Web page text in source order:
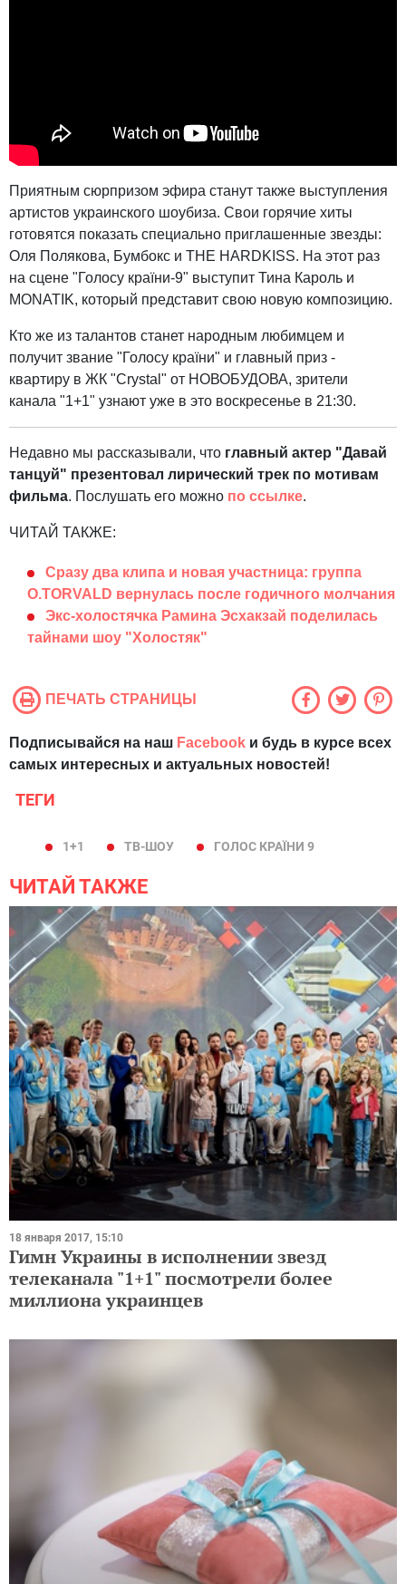
Приятным сюрпризом эфира станут также выступления
артистов украинского шоубиза. Свои горячие хиты
готовятся показать специально приглашенные звезды:
Оля Полякова, Бумбокс и THE HARDKISS. На этот раз
на сцене "Голосу країни-9" выступит Тина Кароль и
MONATIK, который представит свою новую композицию.
Кто же из талантов станет народным любимцем и
получит звание "Голосу країни" и главный приз -
квартиру в ЖК "Crystal" от НОВОБУДОВА, зрители
канала "1+1" узнают уже в это воскресенье в 21:30.
Недавно мы рассказывали, что главный актер "Давай
танцуй" презентовал лирический трек по мотивам
фильма. Послушать его можно по ссылке.
ЧИТАЙ ТАКЖЕ:
Сразу два клипа и новая участница: группа
O.TORVALD вернулась после годичного молчания
Экс-холостячка Рамина Эсхакзай поделилась
тайнами шоу "Холостяк"
ПЕЧАТЬ СТРАНИЦЫ
Подписывайся на наш Facebook и будь в курсе всех
самых интересных и актуальных новостей!
ТЕГИ
1+1 ТВ-ШОУ ГОЛОС КРАЇНИ 9
ЧИТАЙ ТАКЖЕ
18 января 2017, 15:10
Гимн Украины в исполнении звезд
телеканала "1+1" посмотрели более
миллиона украинцев